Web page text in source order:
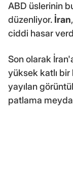
ABD üslerinin
düzenliyor. İran
ciddi hasar
Son olarak
yüksek katlı
yayılan
patlama